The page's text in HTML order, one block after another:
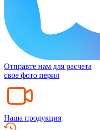
Отправте нам для расчета
свое фото перил
Наша продукция